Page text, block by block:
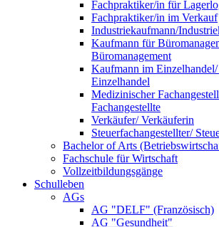
Fachpraktiker/in für
Fachpraktiker/in im Verkauf
Industriekaufmann/
Kaufmann für
Büromanagement
Kaufmann im
Einzelhandel
Medizinischer
Fachangestellte
Verkäufer/ Verkäuferin
Steuerfachangestellter/
Bachelor of Arts
Fachschule für Wirtschaft
Vollzeitbildungsgänge
Schulleben
AGs
AG "DELF" (Französisch)
AG "Gesundheit"